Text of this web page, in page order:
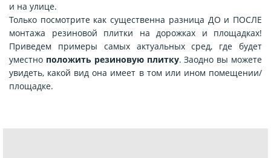
и на улице.
Только посмотрите как существенна разница ДО и ПОСЛЕ
монтажа резиновой плитки на дорожках и площадках!
Приведем примеры самых актуальных сред, где будет
уместно положить резиновую плитку. Заодно вы можете
увидеть, какой вид она имеет в том или ином помещении/
площадке.